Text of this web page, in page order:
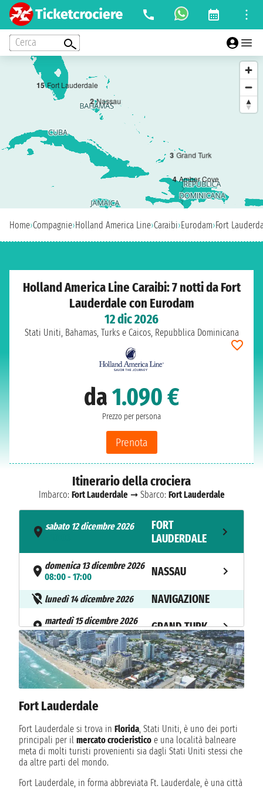
Cerca
15 Fort Lauderdale
2 Nassau
3 Grand Turk
4 Amber Cove
Home›Compagnie›Holland America Line›Caraibi›Eurodam›Fort
Holland America Line Caraibi: 7 notti da Fort
Lauderdale con Eurodam
12 dic 2026
Stati Uniti, Bahamas, Turks e Caicos, Repubblica Dominicana
da1.090 €
Prezzo per persona
Prenota
Itinerario della crociera
Imbarco: Fort Lauderdale➞ Sbarco: Fort Lauderdale
sabato 12 dicembre 2026
FORT
LAUDERDALE
domenica 13 dicembre 2026
08:00 - 17:00
NASSAU
lunedì 14 dicembre 2026 NAVIGAZIONE
martedì 15 dicembre 2026
08:00 - 17:00
GRAND TURK
mercoledì 16 dicembre 2026
08:00 - 17:00
AMBER COVE
giovedì 17 dicembre 2026 NAVIGAZIONE
venerdì 18 dicembre 2026
sabato 19 dicembre 2026
07:00
FORT
LAUDERDALE
Fort Lauderdale
Fort Lauderdale si trova in Florida, Stati Uniti, è uno dei porti
principali per il mercato crocieristico e una località balneare
meta di molti turisti provenienti sia dagli Stati Uniti stessi che
da altre parti del mondo.
Fort Lauderdale, in forma abbreviata Ft. Lauderdale, è una città